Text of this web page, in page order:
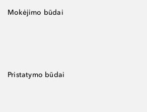
Mokėjimo būdai
Pristatymo būdai